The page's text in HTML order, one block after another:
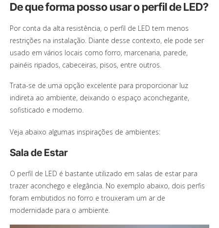
De que forma posso usar o perfil de LED?
Por conta da alta resistência, o perfil de LED tem menos
restrições na instalação. Diante desse contexto, ele pode ser
usado em vários locais como forro, marcenaria, parede,
painéis ripados, cabeceiras, pisos, entre outros.
Trata-se de uma opção excelente para proporcionar luz
indireta ao ambiente, deixando o espaço aconchegante,
sofisticado e moderno.
Veja abaixo algumas inspirações de ambientes:
Sala de Estar
O perfil de LED é bastante utilizado em salas de estar para
trazer aconchego e elegância. No exemplo abaixo, dois perfis
foram embutidos no forro e trouxeram um ar de
modernidade para o ambiente.